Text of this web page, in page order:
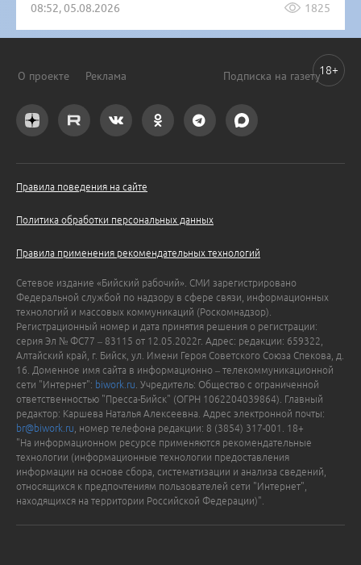
08:52, 05.08.2026 1825
О проекте Реклама Подписка на газету
Правила поведения на сайте
Политика обработки персональных данных
Правила применения рекомендательных технологий
Сетевое издание «Бийский рабочий». СМИ зарегистрировано
Федеральной службой по надзору в сфере связи, информационных
технологий и массовых коммуникаций (Роскомнадзор).
Регистрационный номер и дата принятия решения о регистрации:
серия Эл № ФС77 – 83115 от 12.05.2022г. Адрес: редакции: 659322,
Алтайский край, г. Бийск, ул. Имени Героя Советского Союза Спекова, д.
16. Доменное имя сайта в информационно – телекоммуникационной
сети "Интернет": biwork.ru . Учредитель: Общество с ограниченной
ответственностью "Пресса-Бийск" (ОГРН 1062204039864). Главный
редактор: Каршева Наталья Алексеевна. Адрес электронной почты:
br@biwork.ru , номер телефона редакции: 8 (3854) 317-001. 18+
"На информационном ресурсе применяются рекомендательные
технологии (информационные технологии предоставления
информации на основе сбора, систематизации и анализа сведений,
относящихся к предпочтениям пользователей сети "Интернет",
находящихся на территории Российской Федерации)".
18+